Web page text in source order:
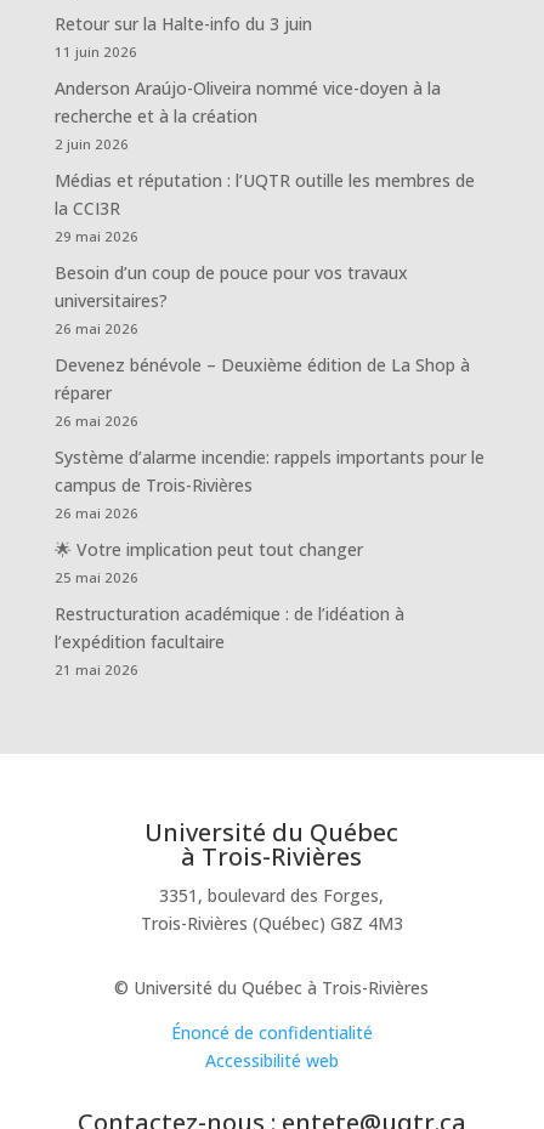
Retour sur la Halte-info du 3 juin
11 juin 2026
Anderson Araújo-Oliveira nommé vice-doyen à la
recherche et à la création
2 juin 2026
Médias et réputation : l’UQTR outille les membres de
la CCI3R
29 mai 2026
Besoin d’un coup de pouce pour vos travaux
universitaires?
26 mai 2026
Devenez bénévole – Deuxième édition de La Shop à
réparer
26 mai 2026
Système d’alarme incendie: rappels importants pour le
campus de Trois-Rivières
26 mai 2026
🌟 Votre implication peut tout changer
25 mai 2026
Restructuration académique : de l’idéation à
l’expédition facultaire
21 mai 2026
Université du Québec
à Trois-Rivières
3351, boulevard des Forges,
Trois-Rivières (Québec) G8Z 4M3
© Université du Québec à Trois-Rivières
Énoncé de confidentialité
Accessibilité web
Contactez-nous : entete@uqtr.ca